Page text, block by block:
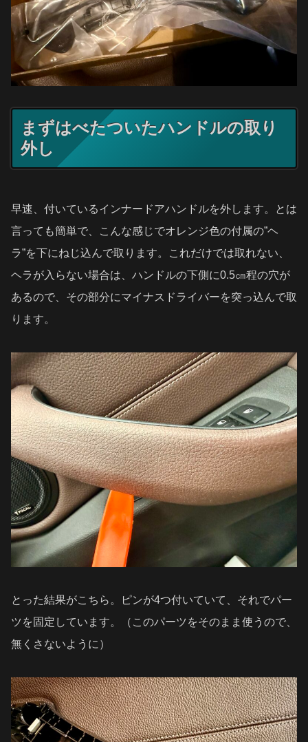
まずはべたついたハンドルの取り
外し
早速、付いているインナードアハンドルを外します。とは
言っても簡単で、こんな感じでオレンジ色の付属の”ヘ
ラ”を下にねじ込んで取ります。これだけでは取れない、
ヘラが入らない場合は、ハンドルの下側に0.5㎝程の穴が
あるので、その部分にマイナスドライバーを突っ込んで取
ります。
とった結果がこちら。ピンが4つ付いていて、それでパー
ツを固定しています。（このパーツをそのまま使うので、
無くさないように）